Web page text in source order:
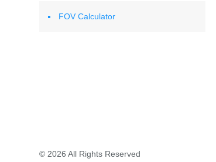
FOV Calculator
© 2026 All Rights Reserved